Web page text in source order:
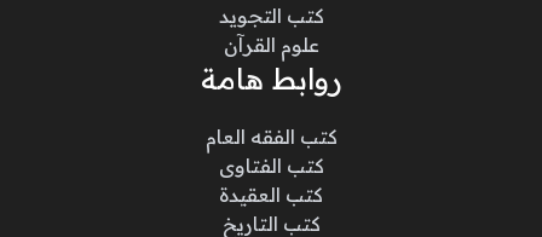
كتب التجويد
علوم القرآن
روابط هامة
كتب الفقه العام
كتب الفتاوى
كتب العقيدة
كتب التاريخ